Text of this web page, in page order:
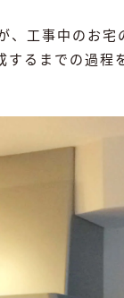
工事中のお宅
るまでの過程